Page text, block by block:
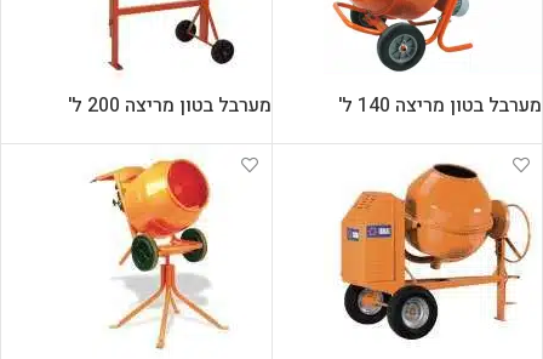
מערבל בטון מריצה 140 ל' מערבל בטון מריצה 200 ל'